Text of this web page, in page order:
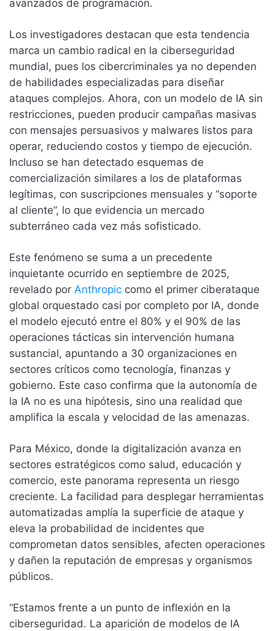
avanzados de programación.
Los investigadores destacan que esta tendencia
marca un cambio radical en la ciberseguridad
mundial, pues los cibercriminales ya no dependen
de habilidades especializadas para diseñar
ataques complejos. Ahora, con un modelo de IA sin
restricciones, pueden producir campañas masivas
con mensajes persuasivos y malwares listos para
operar, reduciendo costos y tiempo de ejecución.
Incluso se han detectado esquemas de
comercialización similares a los de plataformas
legítimas, con suscripciones mensuales y “soporte
al cliente”, lo que evidencia un mercado
subterráneo cada vez más sofisticado.
Este fenómeno se suma a un precedente
inquietante ocurrido en septiembre de 2025,
revelado por Anthropic como el primer ciberataque
global orquestado casi por completo por IA, donde
el modelo ejecutó entre el 80% y el 90% de las
operaciones tácticas sin intervención humana
sustancial, apuntando a 30 organizaciones en
sectores críticos como tecnología, finanzas y
gobierno. Este caso confirma que la autonomía de
la IA no es una hipótesis, sino una realidad que
amplifica la escala y velocidad de las amenazas.
Para México, donde la digitalización avanza en
sectores estratégicos como salud, educación y
comercio, este panorama representa un riesgo
creciente. La facilidad para desplegar herramientas
automatizadas amplía la superficie de ataque y
eleva la probabilidad de incidentes que
comprometan datos sensibles, afecten operaciones
y dañen la reputación de empresas y organismos
públicos.
“Estamos frente a un punto de inflexión en la
ciberseguridad. La aparición de modelos de IA